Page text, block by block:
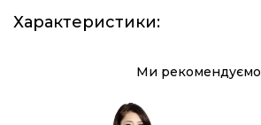
Характеристики:
Ми рекомендуємо